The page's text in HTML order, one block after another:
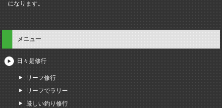
になります。
メニュー
日々是修行
リーフ修行
リーフでラリー
厳しい釣り修行